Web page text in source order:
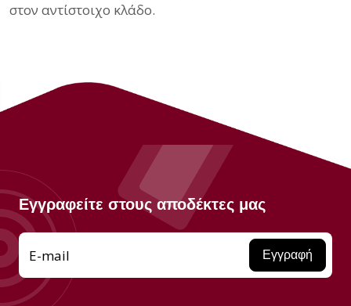
στον αντίστοιχο κλάδο.
Εγγραφείτε στους αποδέκτες μας
Εγγραφή
E-mail